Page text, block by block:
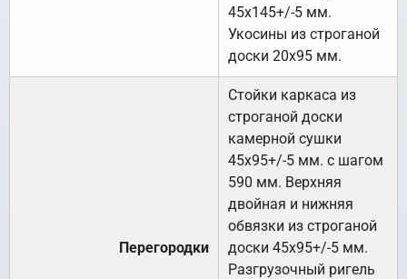
45х145+/-5 мм.
Укосины из строганой
доски 20х95 мм.
Перегородки
Стойки каркаса из
строганой доски
камерной сушки
45х95+/-5 мм. с шагом
590 мм. Верхняя
двойная и нижняя
обвязки из строганой
доски 45х95+/-5 мм.
Разгрузочный ригель